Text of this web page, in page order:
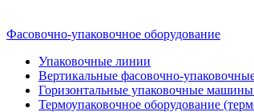
Фасовочно-упаковочное оборудование
Упаковочные линии
Вертикальные фасовочно-
Горизонтальные упаковочные
Термоупаковочное оборудование